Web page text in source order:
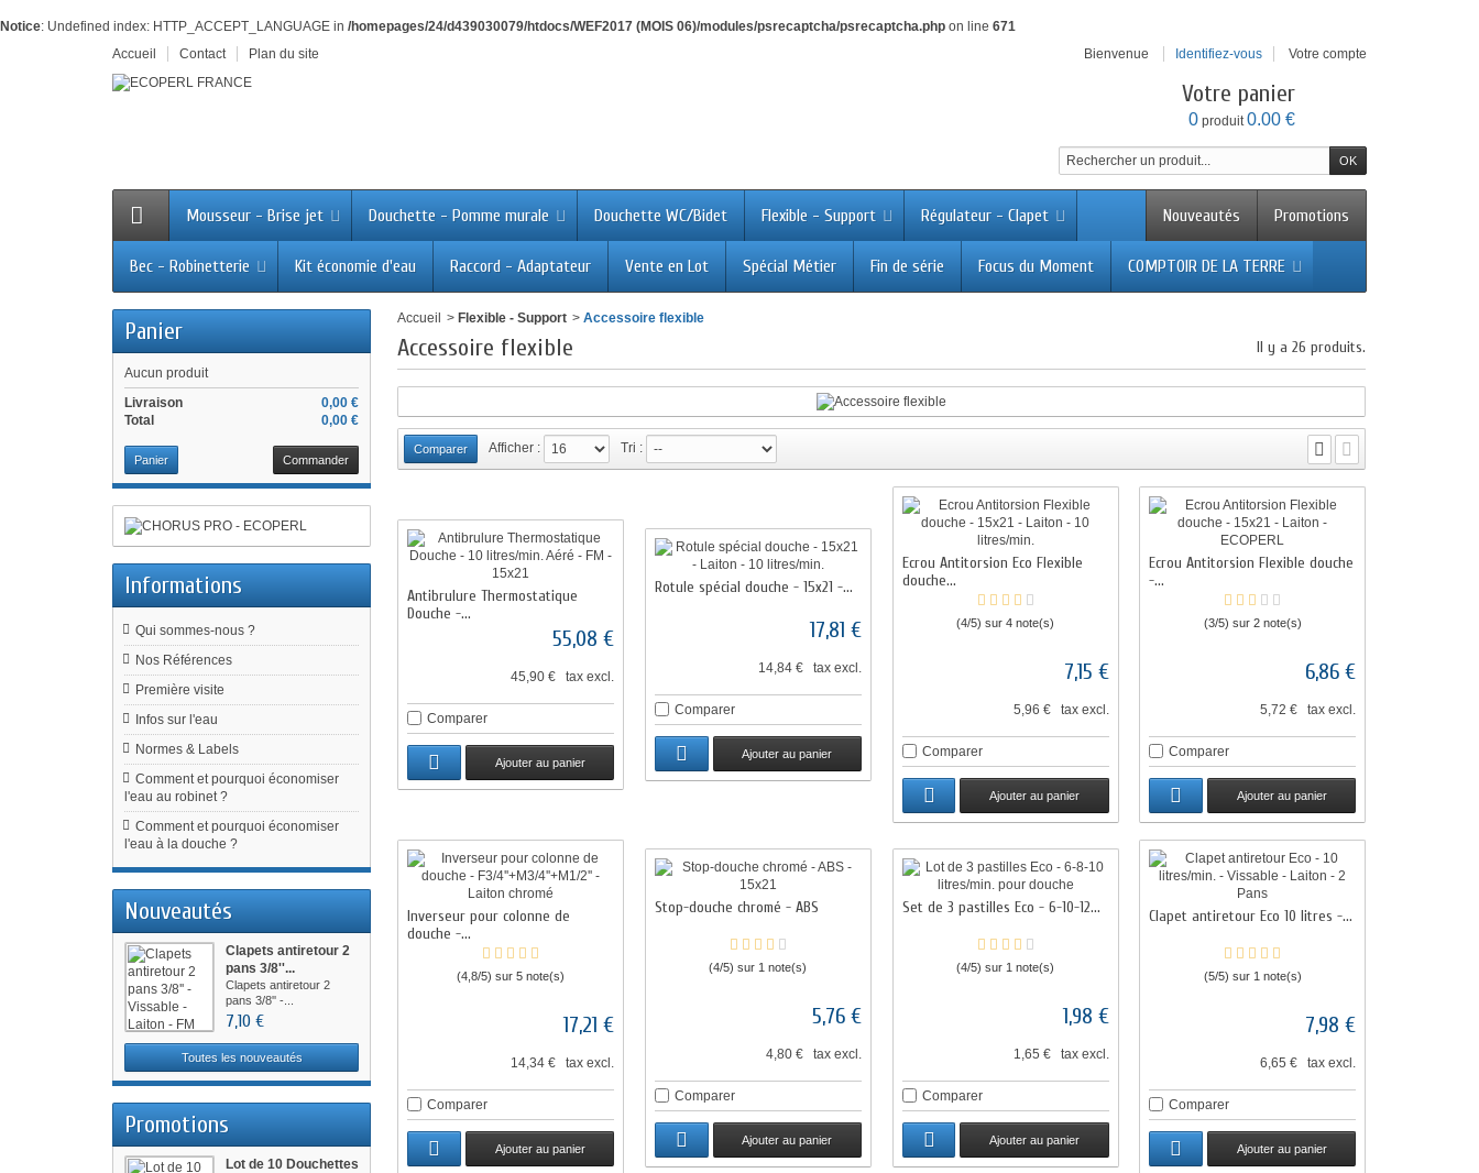
Notice: Undefined index: HTTP_ACCEPT_LANGUAGE in /homepages/24/d439030079/htdocs/WEF2017 (MOIS 06)/modules/psrecaptcha/psrecaptcha.php on line 671
Accueil
Contact Plan du site Bienvenue Identifiez-vous Votre compte
Votre panier
0 produit0.00 €
Promotions
Nouveautés
Mousseur - Brise jet Douchette - Pomme murale Douchette WC/Bidet Flexible - Support Régulateur - Clapet
Bec - Robinetterie Kit économie d'eau Raccord - Adaptateur Vente en Lot Spécial Métier Fin de série Focus du Moment COMPTOIR DE LA TERRE
Panier
Aucun produit
0,00 €
Livraison
0,00 €
Total
Panier Commander
Informations
Qui sommes-nous ?
Nos Références
Première visite
Infos sur l'eau
Normes & Labels
Comment et pourquoi économiser
l'eau au robinet ?
Comment et pourquoi économiser
l'eau à la douche ?
Nouveautés
Clapets antiretour 2
pans 3/8''...
Clapets antiretour 2
pans 3/8'' -...
7,10 €
Toutes les nouveautés
Promotions
Lot de 10 Douchettes
Accueil > Flexible - Support > Accessoire flexible
Accessoire flexible Il y a 26 produits.
Afficher : Tri :
Antibrulure Thermostatique
Douche -...
55,08 €
45,90 € tax excl.
Comparer
Ajouter au panier
Rotule spécial douche - 15x21 -...
17,81 €
14,84 € tax excl.
Comparer
Ajouter au panier
Ecrou Antitorsion Eco Flexible
douche...
(4/5) sur 4 note(s)
7,15 €
5,96 € tax excl.
Comparer
Ajouter au panier
Ecrou Antitorsion Flexible douche
-...
(3/5) sur 2 note(s)
6,86 €
5,72 € tax excl.
Comparer
Ajouter au panier
Inverseur pour colonne de
douche -...
(4,8/5) sur 5 note(s)
17,21 €
14,34 € tax excl.
Comparer
Ajouter au panier
Stop-douche chromé - ABS
(4/5) sur 1 note(s)
5,76 €
4,80 € tax excl.
Comparer
Ajouter au panier
Set de 3 pastilles Eco - 6-10-12...
(4/5) sur 1 note(s)
1,98 €
1,65 € tax excl.
Comparer
Ajouter au panier
Clapet antiretour Eco 10 litres -...
(5/5) sur 1 note(s)
7,98 €
6,65 € tax excl.
Comparer
Ajouter au panier